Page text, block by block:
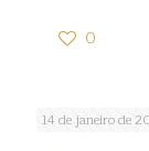
0
14 de janeiro de